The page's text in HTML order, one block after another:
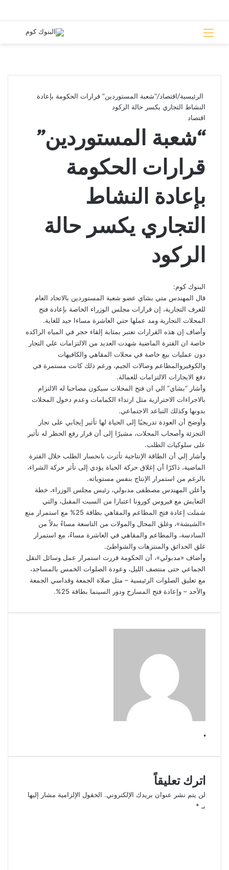
القائمة
الرئيسية/اقتصاد/“شعبة المستوردين” قرارات الحكومة بإعادة
النشاط التجاري يكسر حالة الركود
اقتصاد
“شعبة المستوردين”
قرارات الحكومة
بإعادة النشاط
التجاري يكسر حالة
الركود
البنوك كوم:
قال المهندس متي بشاي عضو شعبة المستوردين بالاتحاد العام
للغرف التجارية، إن قرارات مجلس الوزراء الخاصة بإعادة فتح
المحلات التجارية ومد عملها حتي العاشرة مساءا جيد للغاية.
وأضاف إن هذه القرارات تعتبر بمثابة إلقاء حجر في المياه الراكده
خاصة ان الفترة الماضية شهدت العديد من الالتزامات علي التجار
دون عمليات بيع خاصة في محلات المقاهي والكافيهات
والكوفيروالمطاعم وصالات الجيم، ورغم ذلك كانت مستمرة في
دفع الايجارات الالتزامات للعمالة.
وأشار “بشاي” الي ان فتح المحلات سيكون مصاحبا له الالتزام
بالاجراءات الاحترازية مثل ارتداء الكمامات وعدم دخول المحلات
بدونها وكذلك التباعد الاجتماعي.
وأوضح أن العودة تدريجيًا إلى الحياة لها تأثير إيجابي على تجار
التجزئة وأصحاب المحلات، مشيرًا إلى أن قرار رفع الحظر له تأثير
على سلوكيات الطلب.
وأشار إلي أن الطاقة الإنتاجية تأثرت بانحسار الطلب خلال الفترة
الماضية، ذاكرًا أن إغلاق حركة الحياة يؤدي إلى تأثر حركة الشراء،
بالرغم من استمرار الإنتاج بنفس مستوياته.
وأعلن المهندس مصطفى مدبولي، رئيس مجلس الوزراء، خطة
التعايش مع فيروس كورونا اعتبارا من السبت المقبل، والتي
شملت إعادة فتح المطاعم والمقاهي بطاقة 25% مع استمرار منع
«الشيشة»، وغلق المحال والمولات من التاسعة مساءً بدلاً من
السادسة، والمطاعم والمقاهي في العاشرة مساءً، مع استمرار
غلق الحدائق والمنتزهات والشواطئ.
وأضاف «مدبولي»، أن الحكومة قررت استمرار عمل وسائل النقل
الجماعي حتى منتصف الليل، وعودة الصلوات الخمس بالمساجد،
مع تعليق الصلوات الرئيسية – مثل صلاة الجمعة وقداسي الجمعة
والأحد – وإعادة فتح المسارح ودور السينما بطاقة 25%.
.
اترك تعليقاً
لن يتم نشر عنوان بريدك الإلكتروني. الحقول الإلزامية مشار إليها
بـ *